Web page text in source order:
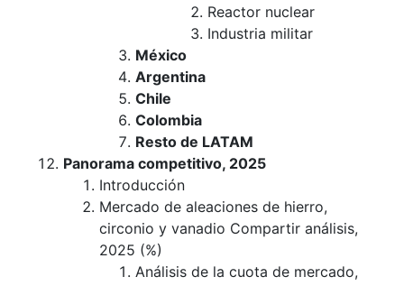
Reactor nuclear
Industria militar
México
Argentina
Chile
Colombia
Resto de LATAM
Panorama competitivo, 2025
Introducción
Mercado de aleaciones de hierro,
circonio y vanadio Compartir análisis,
2025 (%)
Análisis de la cuota de mercado,